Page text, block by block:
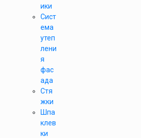
ики
Сист
ема
утеп
лени
я
фас
ада
Стя
жки
Шпа
клев
ки